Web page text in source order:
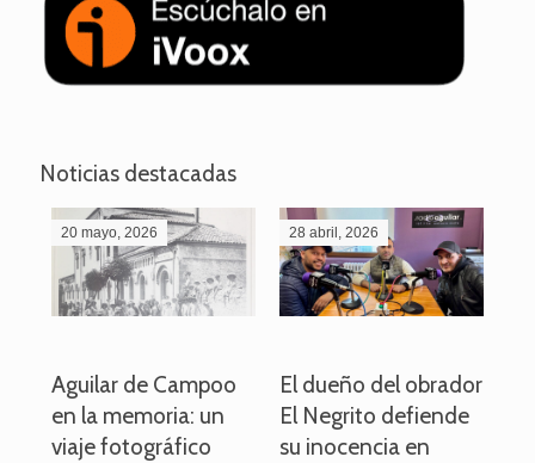
Noticias destacadas
20 mayo, 2026
Aguilar de Campoo
en la memoria: un
viaje fotográfico
28 abril, 2026
El dueño del obrador
El Negrito defiende
su inocencia en